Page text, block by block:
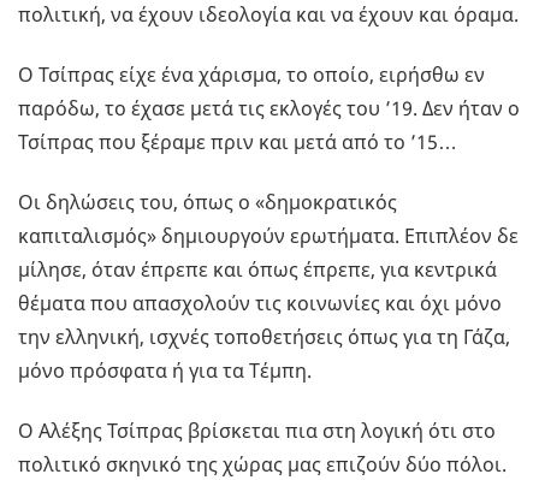
πολιτική, να έχουν ιδεολογία και να έχουν και όραμα.
Ο Τσίπρας είχε ένα χάρισμα, το οποίο, ειρήσθω εν
παρόδω, το έχασε μετά τις εκλογές του ’19. Δεν ήταν ο
Τσίπρας που ξέραμε πριν και μετά από το ’15…
Οι δηλώσεις του, όπως ο «δημοκρατικός
καπιταλισμός» δημιουργούν ερωτήματα. Επιπλέον δε
μίλησε, όταν έπρεπε και όπως έπρεπε, για κεντρικά
θέματα που απασχολούν τις κοινωνίες και όχι μόνο
την ελληνική, ισχνές τοποθετήσεις όπως για τη Γάζα,
μόνο πρόσφατα ή για τα Τέμπη.
Ο Αλέξης Τσίπρας βρίσκεται πια στη λογική ότι στο
πολιτικό σκηνικό της χώρας μας επιζούν δύο πόλοι.